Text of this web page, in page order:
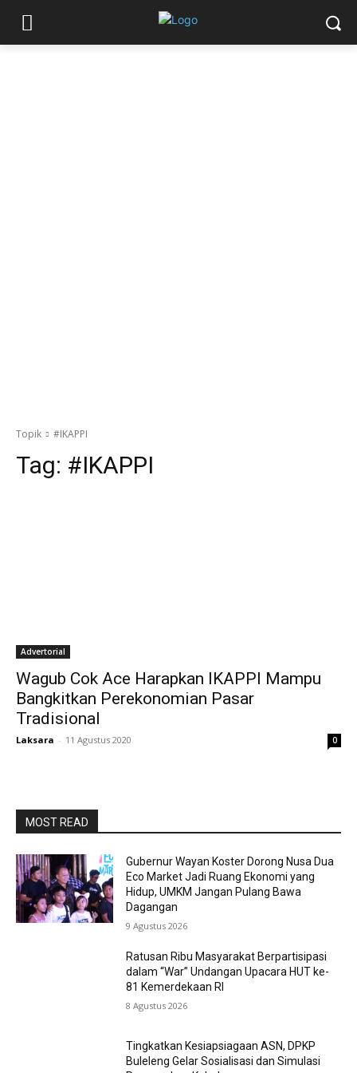
Topik #IKAPPI
Tag: #IKAPPI
Advertorial
Wagub Cok Ace Harapkan IKAPPI Mampu
Bangkitkan Perekonomian Pasar
Tradisional
Laksara - 11 Agustus 2020 0
MOST READ
Gubernur Wayan Koster Dorong Nusa Dua
Eco Market Jadi Ruang Ekonomi yang
Hidup, UMKM Jangan Pulang Bawa
Dagangan
9 Agustus 2026
Ratusan Ribu Masyarakat Berpartisipasi
dalam “War” Undangan Upacara HUT ke-
81 Kemerdekaan RI
8 Agustus 2026
Tingkatkan Kesiapsiagaan ASN, DPKP
Buleleng Gelar Sosialisasi dan Simulasi